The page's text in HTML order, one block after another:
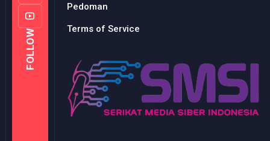
FOLLOW
Pedoman
Terms of Service